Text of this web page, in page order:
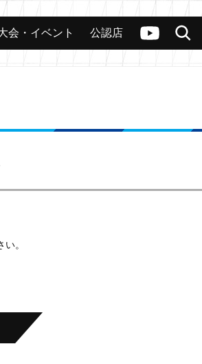
ヴァンガードch
検索
大会 公認店舗 その他
会・イベント 公認店
。